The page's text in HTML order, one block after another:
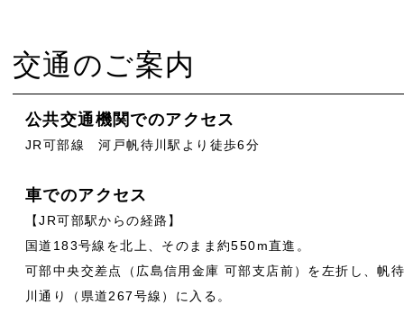
交通のご案内
公共交通機関でのアクセス
JR可部線 河戸帆待川駅より徒歩6分
車でのアクセス
【JR可部駅からの経路】
国道183号線を北上、そのまま約550m直進。
可部中央交差点（広島信用金庫 可部支店前）を左折し、帆
川通り（県道267号線）に入る。